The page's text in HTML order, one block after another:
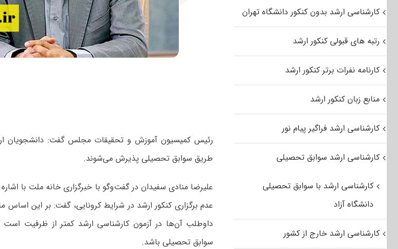
رئیس کمیسیون آموزش و تحقیقات مجلس گفت: دانشجویان
طریق سوابق تحصیلی پذیرش می‌شوند.
علیرضا منادی سفیدان در گفت‌‌وگو با خبرگزاری خانه ملت با
عدم برگزاری کنکور ارشد در شرایط کرونایی، گفت: بر این
داوطلب آن‌ها در آزمون کارشناسی ارشد کمتر از ظرفیت است
سوابق تحصیلی باشد.
کارشناسی ارشد بدون کنکور دانشگاه تهران
رتبه های قبولی کنکور ارشد
کارنامه نفرات برتر کنکور ارشد
منابع زبان کنکور ارشد
کارشناسی ارشد فراگیر پیام نور
کارشناسی ارشد سوابق تحصیلی
کارشناسی ارشد با سوابق تحصیلی
دانشگاه آزاد
کارشناسی ارشد خارج از کشور